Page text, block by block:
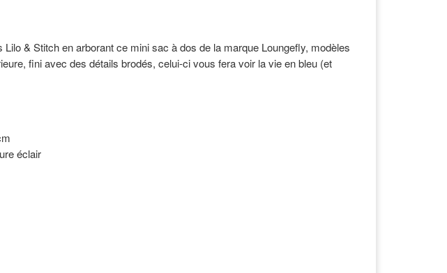
& Stitch en arborant ce mini sac à dos de la marque Loungefly, modèles
fini avec des détails brodés, celui-ci vous fera voir la vie en bleu (et
éclair